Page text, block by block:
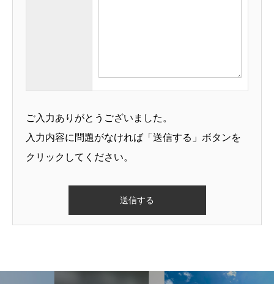
ご入力ありがとうございました。
入力内容に問題がなければ「送信する」ボタンを
クリックしてください。